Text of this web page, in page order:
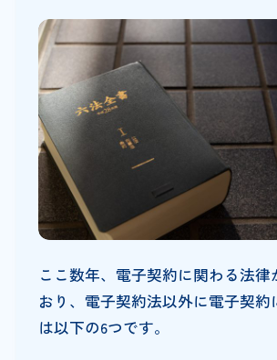
ここ数年、電子契約に関わる法律
おり、電子契約法以外に電子契約
は以下の6つです。